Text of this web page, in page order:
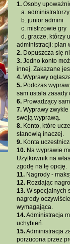
1.Osoby
a. administratorzy
b. junior admini
c. mistrzowie gry
d. gracze, którzy
administracji: plan
2.Dopuszcza się
3.Jedno konto
innej. Zakazane
4.Wyprawy
5.Podczas wypraw
sam ustala zasady
6.Prowadzący
7.Wyprawy zwykle
swoją wyprawą.
8.Konto, które
stanowią inaczej.
9.Konta
10.Na wyprawie
Użytkownik na
zgodę na tę opcję.
11.Nagrody -
12.Rozdając
13.W specjalnych
nagrody
wymagająca.
14.Administracja
uchybień.
15.Administracja
porzucona przez